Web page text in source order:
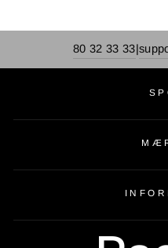
80 32 33 33|